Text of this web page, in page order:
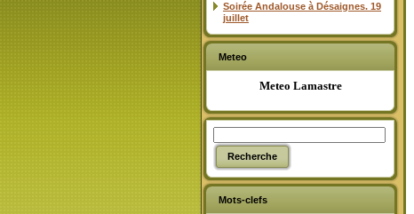
Soirée Andalouse à Désaignes. 19
juillet
Meteo
Meteo Lamastre
Mots-clefs